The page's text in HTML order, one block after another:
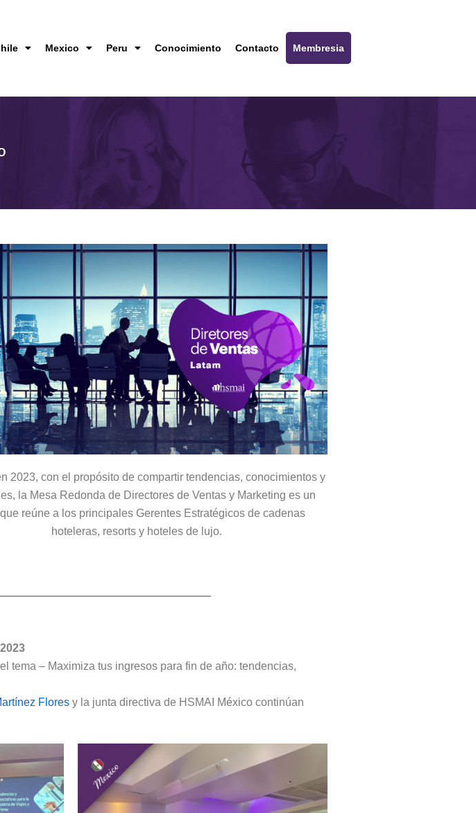
Mexico Peru Conocimiento Contacto Membresia
2023, con el propósito de compartir tendencias, conocimientos y
la Mesa Redonda de Directores de Ventas y Marketing es un
reúne a los principales Gerentes Estratégicos de cadenas
hoteleras, resorts y hoteles de lujo.
tema – Maximiza tus ingresos para fin de año: tendencias,
Flores y la junta directiva de HSMAI México continúan